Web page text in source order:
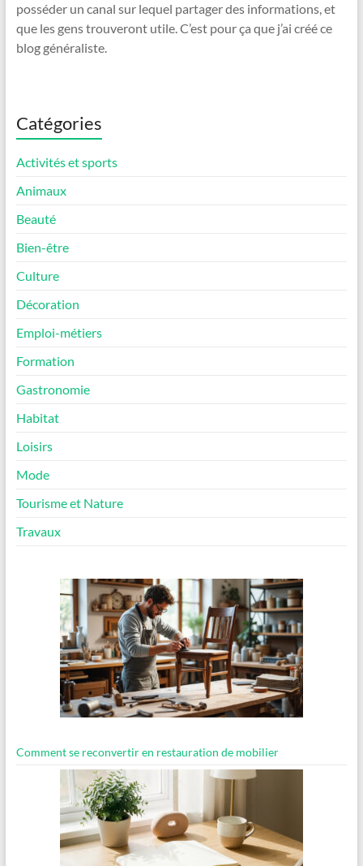
posséder un canal sur lequel partager des informations, et
que les gens trouveront utile. C’est pour ça que j’ai créé ce
blog généraliste.
Catégories
Activités et sports
Animaux
Beauté
Bien-être
Culture
Décoration
Emploi-métiers
Formation
Gastronomie
Habitat
Loisirs
Mode
Tourisme et Nature
Travaux
Comment se reconvertir en restauration de mobilier